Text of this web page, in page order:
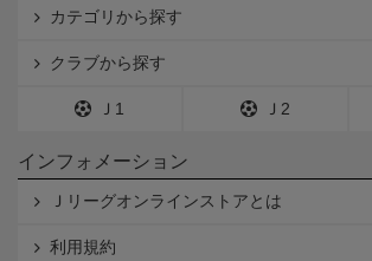
カテゴリから探す
クラブから探す
Ｊ1 Ｊ2
インフォメーション
Ｊリーグオンラインストアとは
利用規約